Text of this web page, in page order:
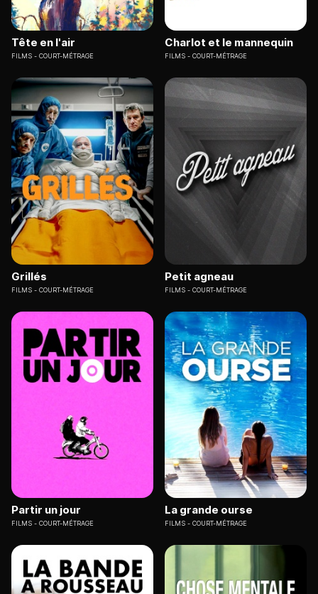
Tête en l'air
FILMS COURT-MÉTRAGE
Charlot et le mannequin
FILMS COURT-MÉTRAGE
Grillés
FILMS COURT-MÉTRAGE
Petit agneau
FILMS COURT-MÉTRAGE
Partir un jour
FILMS COURT-MÉTRAGE
La grande ourse
FILMS COURT-MÉTRAGE